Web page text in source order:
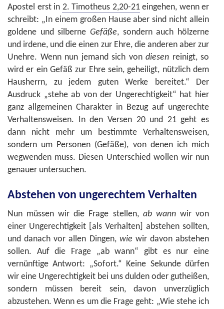
Apostel erst in 2. Timotheus 2,20-21eingehen, wenn er
schreibt: „In einem großen Hause aber sind nicht allein
goldene und silberne Gefäße, sondern auch hölzerne
und irdene, und die einen zur Ehre, die anderen aber zur
Unehre. Wenn nun jemand sich von diesen reinigt, so
wird er ein Gefäß zur Ehre sein, geheiligt, nützlich dem
Hausherrn, zu jedem guten Werke bereitet.“ Der
Ausdruck „stehe ab von der Ungerechtigkeit“ hat hier
ganz allgemeinen Charakter in Bezug auf ungerechte
Verhaltensweisen. In den Versen 20 und 21 geht es
dann nicht mehr um bestimmte Verhaltensweisen,
sondern um Personen (Gefäße), von denen ich mich
wegwenden muss. Diesen Unterschied wollen wir nun
genauer untersuchen.
Abstehen von ungerechtem Verhalten
Nun müssen wir die Frage stellen, ab wann wir von
einer Ungerechtigkeit [als Verhalten] abstehen sollten,
und danach vor allen Dingen, wie wir davon abstehen
sollen. Auf die Frage „ab wann“ gibt es nur eine
vernünftige Antwort: „Sofort.“ Keine Sekunde dürfen
wir eine Ungerechtigkeit bei uns dulden oder gutheißen,
sondern müssen bereit sein, davon unverzüglich
abzustehen. Wenn es um die Frage geht: „Wie stehe ich